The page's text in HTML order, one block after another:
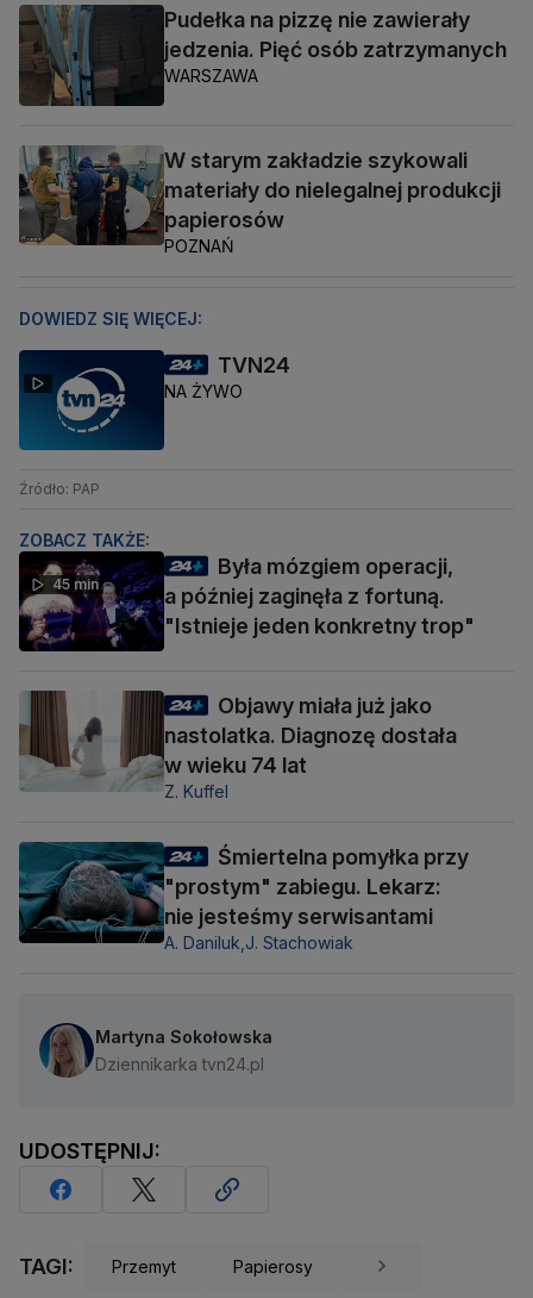
Pudełka na pizzę nie zawierały
jedzenia. Pięć osób zatrzymanych
WARSZAWA
W starym zakładzie szykowali
materiały do nielegalnej produkcji
papierosów
POZNAŃ
DOWIEDZ SIĘ WIĘCEJ:
TVN24
NA ŻYWO
Źródło: PAP
ZOBACZ TAKŻE:
45 min
Była mózgiem operacji,
a później zaginęła z fortuną.
"Istnieje jeden konkretny trop"
Objawy miała już jako
nastolatka. Diagnozę dostała
w wieku 74 lat
Z. Kuffel
Śmiertelna pomyłka przy
"prostym" zabiegu. Lekarz:
nie jesteśmy serwisantami
A. Daniluk,J. Stachowiak
Martyna Sokołowska
Dziennikarka tvn24.pl
UDOSTĘPNIJ:
TAGI: Przemyt Papierosy